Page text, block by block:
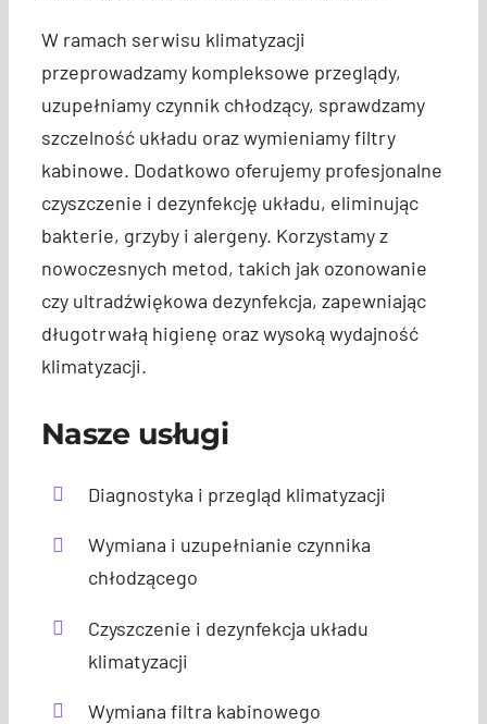
W ramach serwisu klimatyzacji
przeprowadzamy kompleksowe przeglądy,
uzupełniamy czynnik chłodzący, sprawdzamy
szczelność układu oraz wymieniamy filtry
kabinowe. Dodatkowo oferujemy profesjonalne
czyszczenie i dezynfekcję układu, eliminując
bakterie, grzyby i alergeny. Korzystamy z
nowoczesnych metod, takich jak ozonowanie
czy ultradźwiękowa dezynfekcja, zapewniając
długotrwałą higienę oraz wysoką wydajność
klimatyzacji.
Nasze usługi
Diagnostyka i przegląd klimatyzacji
Wymiana i uzupełnianie czynnika
chłodzącego
Czyszczenie i dezynfekcja układu
klimatyzacji
Wymiana filtra kabinowego